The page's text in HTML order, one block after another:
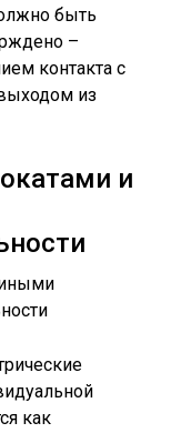
быть
–
контакта с
из
и
как